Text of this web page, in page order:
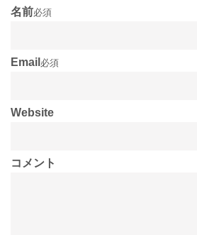
名前必須
Email 必須
Website
コメント